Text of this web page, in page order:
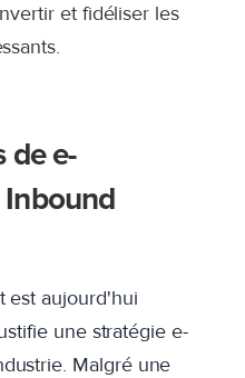
et fidéliser les
de e-
est aujourd'hui
une stratégie e-
Malgré une